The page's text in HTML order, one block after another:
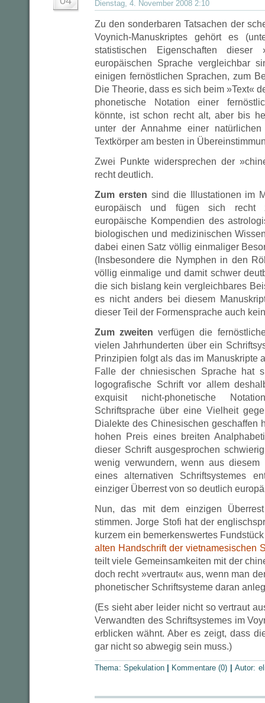
Dienstag, 4. November 2008 2:10
Zu den sonderbaren Tatsachen der
Voynich-Manuskriptes gehört es
statistischen Eigenschaften dieser
europäischen Sprache vergleichbar
einigen fernöstlichen Sprachen, zum
Die Theorie, dass es sich beim »Text«
phonetische Notation einer
könnte, ist schon recht alt, aber bis
unter der Annahme einer
Textkörper am besten in
Zwei Punkte widersprechen der
recht deutlich.
Zum ersten sind die Illustationen im
europäisch und fügen sich recht
europäische Kompendien des
biologischen und medizinischen
dabei einen Satz völlig einmaliger
(Insbesondere die Nymphen in den
völlig einmalige und damit schwer
die sich bislang kein vergleichbares
es nicht anders bei diesem
dieser Teil der Formensprache auch
Zum zweiten verfügen die
vielen Jahrhunderten über ein
Prinzipien folgt als das im Manuskripte
Falle der chniesischen Sprache hat
logografische Schrift vor allem
exquisit nicht-phonetische
Schriftsprache über eine Vielheit
Dialekte des Chinesischen geschaffen
hohen Preis eines breiten
dieser Schrift ausgesprochen
wenig verwundern, wenn aus diesem
eines alternativen Schriftsystemes
einziger Überrest von so deutlich
Nun, das mit dem einzigen
stimmen. Jorge Stofi hat der
kurzem ein bemerkenswertes
alten Handschrift der vietnamesischen
teilt viele Gemeinsamkeiten mit der
doch recht »vertraut« aus, wenn man
phonetischer Schriftsysteme daran
(Es sieht aber leider nicht so vertraut
Verwandten des Schriftsystemes im
erblicken wähnt. Aber es zeigt, dass
gar nicht so abwegig sein muss.)
Thema: Spekulation Kommentare (0) Autor: